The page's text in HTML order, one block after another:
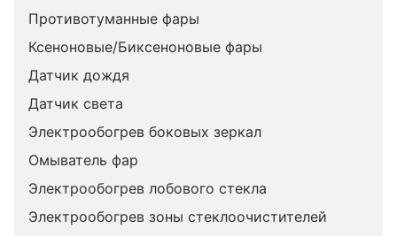
Противотуманные фары
Ксеноновые/Биксеноновые фары
Датчик дождя
Датчик света
Электрообогрев боковых зеркал
Омыватель фар
Электрообогрев лобового стекла
Электрообогрев зоны стеклоочистителей